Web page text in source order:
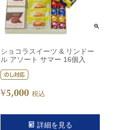
ショコラスイーツ & リンドー
ル アソート サマー 16個入
¥5,000 税込
詳細を見る